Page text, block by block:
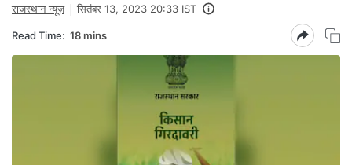
राजस्थान न्यूज़
सितंबर 13, 2023 20:33 IST
Read Time: 18 mins